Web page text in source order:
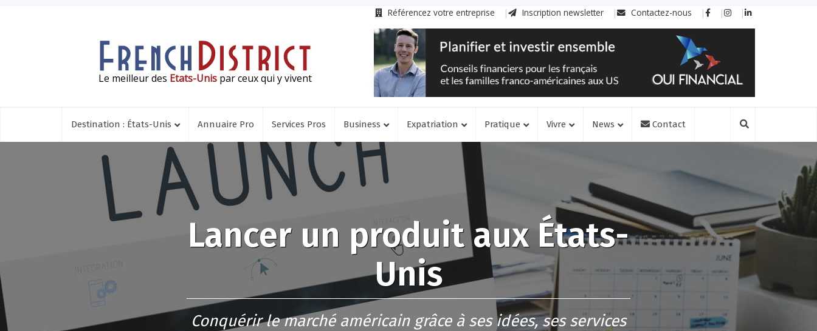
Référencez votre entreprise Inscription newsletter Contactez-nous
Le meilleur des Etats-Unis par ceux qui y vivent
Destination : États-Unis Annuaire Pro Services Pros Business Expatriation Pratique Vivre News Contact
Lancer un produit aux États-
Unis
Conquérir le marché américain grâce à ses idées, ses services